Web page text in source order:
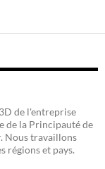
de l'entreprise
de la Principauté de
Nous travaillons
régions et pays.